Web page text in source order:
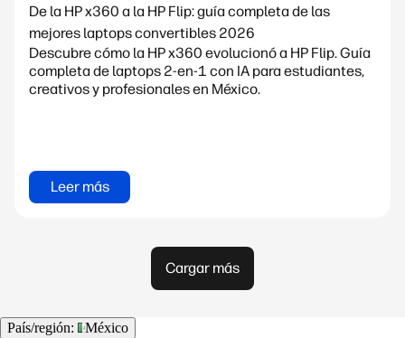
De la HP x360 a la HP Flip: guía completa de las
mejores laptops convertibles 2026
Descubre cómo la HP x360 evolucionó a HP Flip. Guía
completa de laptops 2-en-1 con IA para estudiantes,
creativos y profesionales en México.
Leer más
Cargar más
País/región:
México